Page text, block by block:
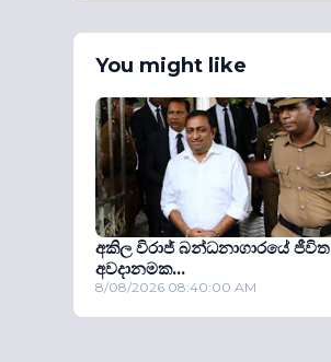
You might like
අකිල විරාජ් බන්ධනාගාරයේ ජීවිත
අවදානමක...
8/08/2026 08:40:00 AM